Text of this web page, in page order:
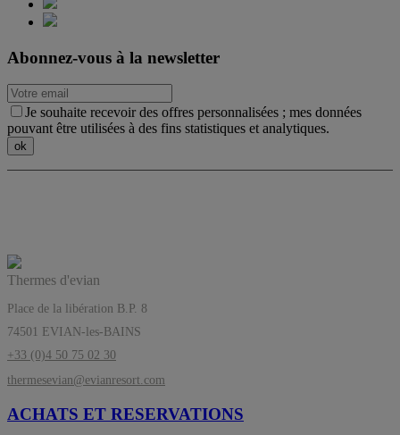
Abonnez-vous à la newsletter
Je souhaite recevoir des offres personnalisées ; mes données
pouvant être utilisées à des fins statistiques et analytiques.
Thermes d'evian
Place de la libération B.P. 8
74501 EVIAN-les-BAINS
+33 (0)4 50 75 02 30
thermesevian@evianresort.com
ACHATS ET RESERVATIONS